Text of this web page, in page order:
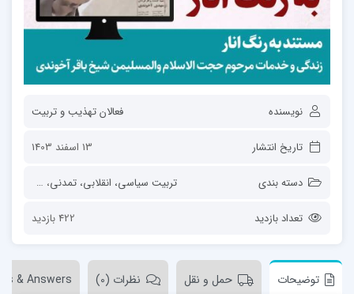
نویسنده فعالان تهذیب و تربیت
تاریخ انتشار 13 اسفند 1403
دسته بندی تربیت سیاسی، انقلابی، تمدنی،
تعداد بازدید 422 بازدید
توضیحات حمل و نقل نظرات (0) & Answers